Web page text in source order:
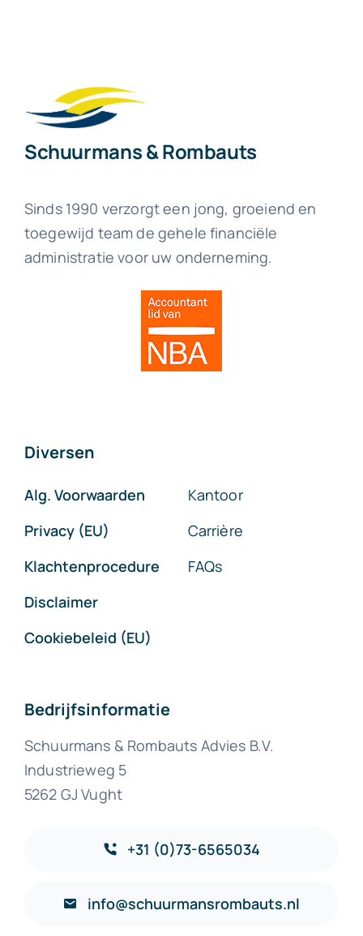
Schuurmans & Rombauts
Sinds 1990 verzorgt een jong, groeiend en
toegewijd team de gehele financiële
administratie voor uw onderneming.
Diversen
Alg. Voorwaarden
Privacy (EU)
Klachtenprocedure
Disclaimer
Cookiebeleid (EU)
Kantoor
Carrière
FAQs
Bedrijfsinformatie
Schuurmans & Rombauts Advies B.V.
Industrieweg 5
5262 GJ Vught
+31 (0)73-6565034
info@schuurmansrombauts.nl